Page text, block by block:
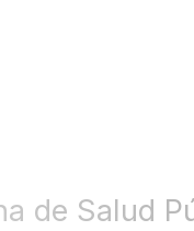
de Salud